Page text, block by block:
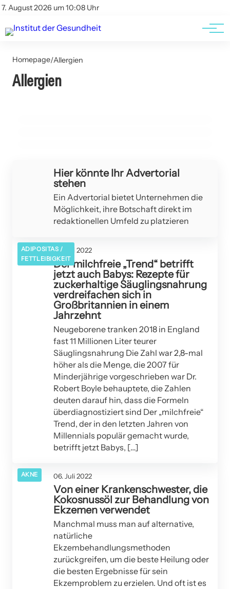
7. August 2026 um 10:08 Uhr
Kontakt
Kontakt
AGBs
Homepage/Allergien
Allergien
14. Juli 2023
Kann das Schlafen in Silikonpflastern das Auftreten von
Falten und Narben wirklich verringern?
21. Dezember 2022
Warum wir alle Kimchi und andere koreanische
12. Dezember 2022
Hier könnte Ihr Advertorial
stehen
Ein Advertorial bietet Unternehmen die
Möglichkeit, ihre Botschaft direkt im
redaktionellen Umfeld zu platzieren
ADIPOSITAS /
FETTLEIBIGKEIT
08. Juli 2022
Der milchfreie „Trend“ betrifft
jetzt auch Babys: Rezepte für
zuckerhaltige Säuglingsnahrung
verdreifachen sich in
Großbritannien in einem
Jahrzehnt
Neugeborene tranken 2018 in England
fast 11 Millionen Liter teurer
Säuglingsnahrung Die Zahl war 2,8-mal
höher als die Menge, die 2007 für
Minderjährige vorgeschrieben war Dr.
Robert Boyle behauptete, die Zahlen
deuten darauf hin, dass die Formeln
überdiagnostiziert sind Der „milchfreie“
Trend, der in den letzten Jahren von
Millennials populär gemacht wurde,
betrifft jetzt Babys, […]
AKNE 06. Juli 2022
Von einer Krankenschwester, die
Kokosnussöl zur Behandlung von
Ekzemen verwendet
Manchmal muss man auf alternative,
natürliche
Ekzembehandlungsmethoden
zurückgreifen, um die beste Heilung oder
die besten Ergebnisse für sein
Ekzemproblem zu erzielen. Und oft ist es